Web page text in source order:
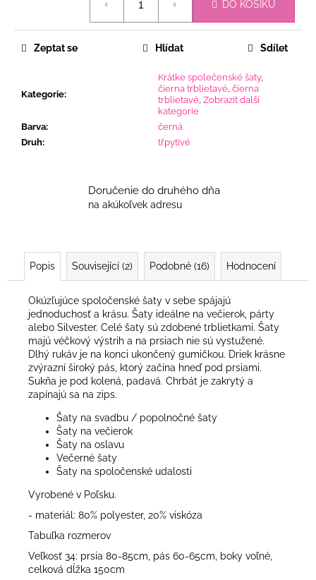
DO KOŠÍKU
Kategorie:
Krátke společenské šaty,
čierna trblietavé čierna
trblietavé Zobrazit další
kategorie
Barva:
černá
Druh: třpytivé
Zeptat se Hlídat Sdílet
Doručenie do druhého dňa
na akúkoľvek adresu
Popis Související (2) Podobné (16) Hodnocení
Okúzľujúce spoločenské šaty v sebe spájajú
jednoduchosť a krásu. Šaty ideálne na večierok, párty
alebo Silvester. Celé šaty sú zdobené trblietkami. Šaty
majú véčkový výstrih a na prsiach nie sú vystužené.
Dlhý rukáv je na konci ukončený gumičkou. Driek krásne
zvýrazní široký pás, ktorý začína hneď pod prsiami.
Sukňa je pod kolená, padavá. Chrbát je zakrytý a
zapínajú sa na zips.
Šaty na svadbu / popolnočné šaty
Šaty na večierok
Šaty na oslavu
Večerné šaty
Šaty na spoločenské udalosti
Vyrobené v Poľsku.
- materiál: 80% polyester, 20% viskóza
Tabuľka rozmerov
Veľkosť 34: prsia 80-85cm, pás 60-65cm, boky voľné,
celková dĺžka 150cm